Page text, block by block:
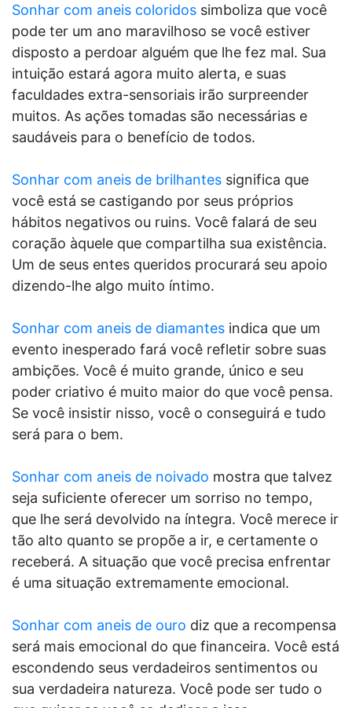
Sonhar com aneis coloridos simboliza que você
pode ter um ano maravilhoso se você estiver
disposto a perdoar alguém que lhe fez mal. Sua
intuição estará agora muito alerta, e suas
faculdades extra-sensoriais irão surpreender
muitos. As ações tomadas são necessárias e
saudáveis para o benefício de todos.
Sonhar com aneis de brilhantes significa que
você está se castigando por seus próprios
hábitos negativos ou ruins. Você falará de seu
coração àquele que compartilha sua existência.
Um de seus entes queridos procurará seu apoio
dizendo-lhe algo muito íntimo.
Sonhar com aneis de diamantes indica que um
evento inesperado fará você refletir sobre suas
ambições. Você é muito grande, único e seu
poder criativo é muito maior do que você pensa.
Se você insistir nisso, você o conseguirá e tudo
será para o bem.
Sonhar com aneis de noivado mostra que talvez
seja suficiente oferecer um sorriso no tempo,
que lhe será devolvido na íntegra. Você merece ir
tão alto quanto se propõe a ir, e certamente o
receberá. A situação que você precisa enfrentar
é uma situação extremamente emocional.
Sonhar com aneis de ouro diz que a recompensa
será mais emocional do que financeira. Você está
escondendo seus verdadeiros sentimentos ou
sua verdadeira natureza. Você pode ser tudo o